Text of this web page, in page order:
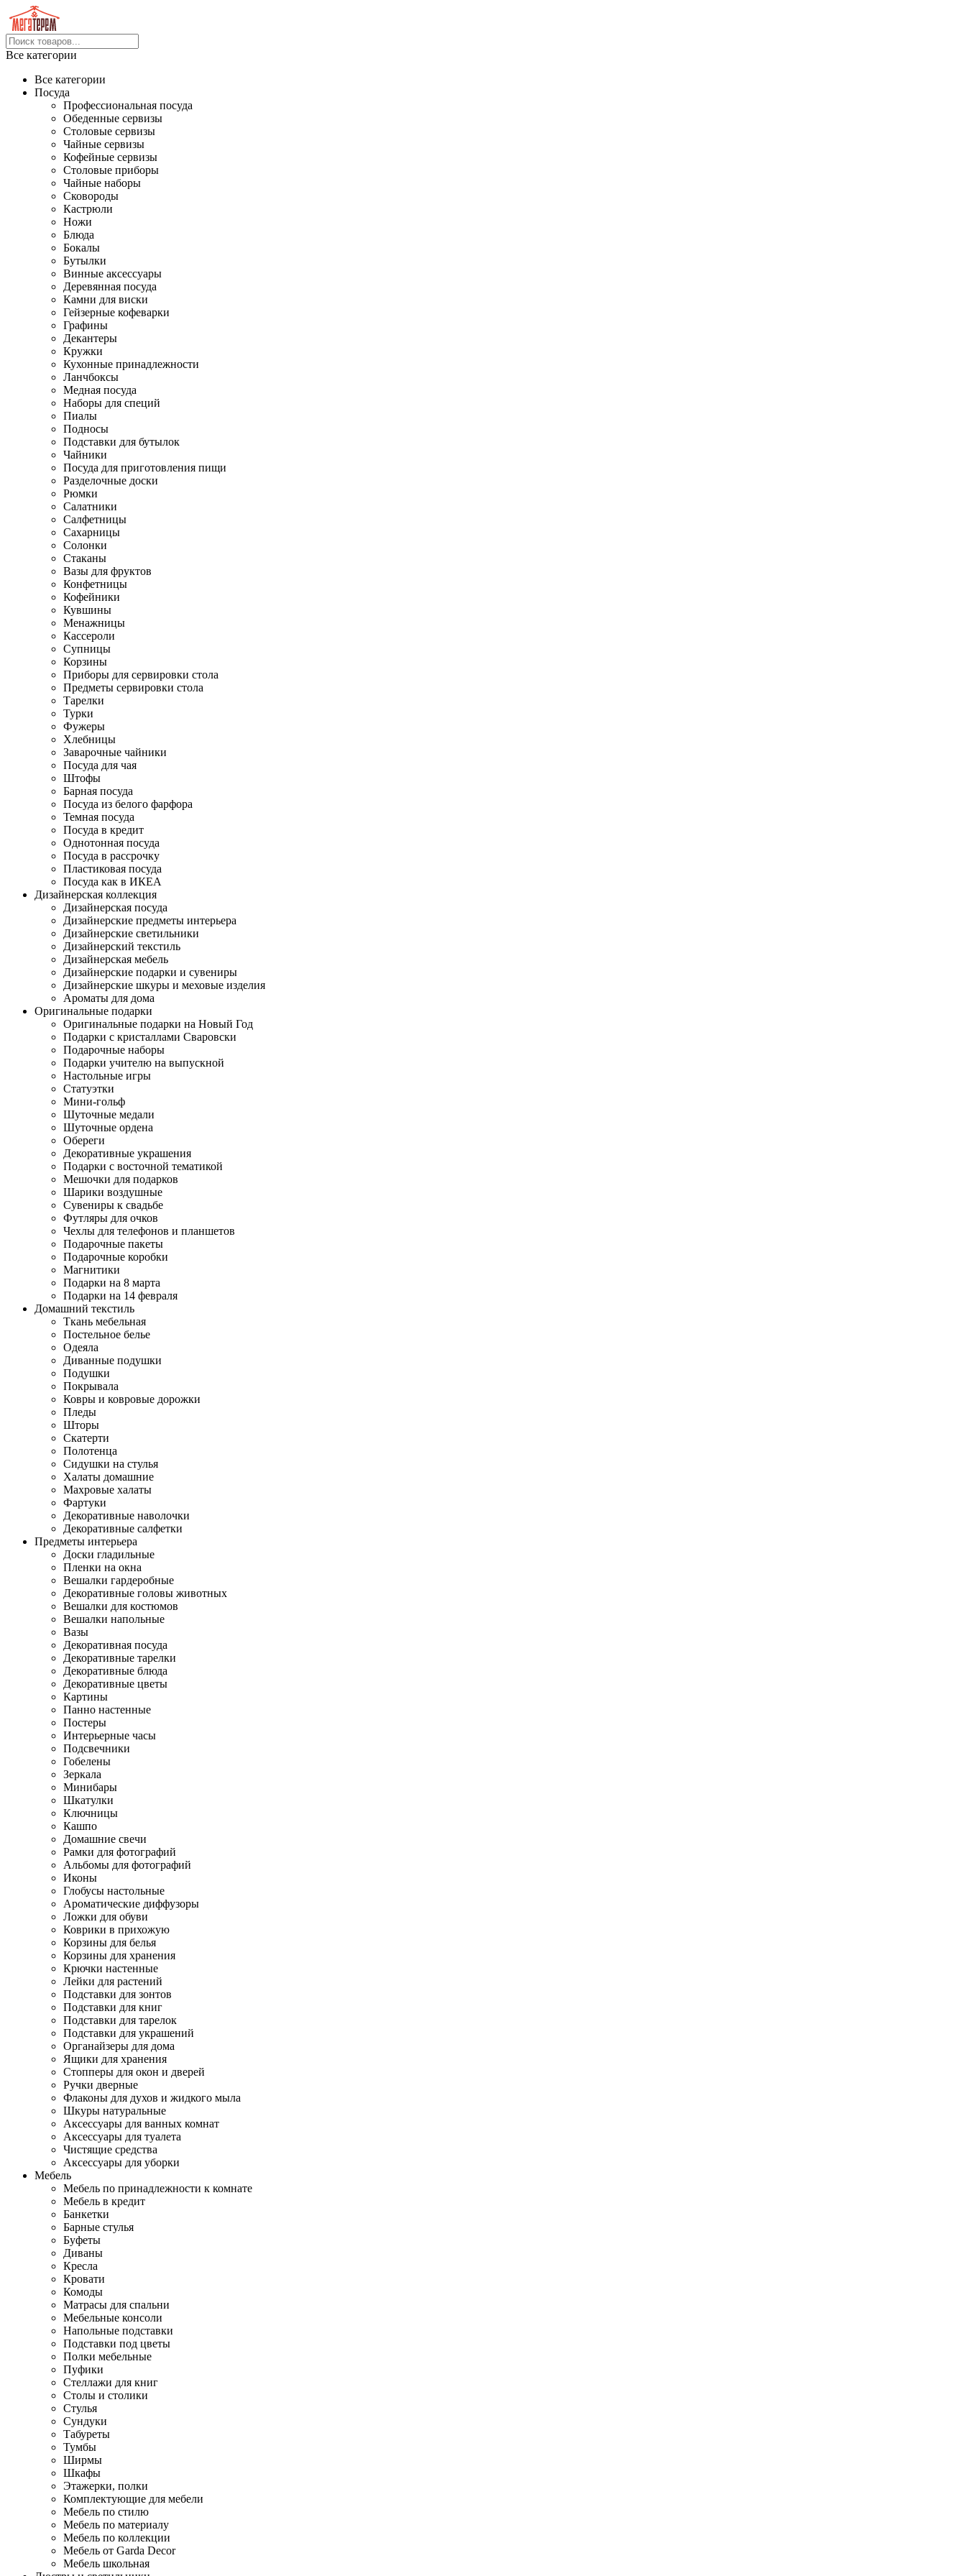
Все категории
Все категории
Посуда
Профессиональная посуда
Обеденные сервизы
Столовые сервизы
Чайные сервизы
Кофейные сервизы
Столовые приборы
Чайные наборы
Сковороды
Кастрюли
Ножи
Блюда
Бокалы
Бутылки
Винные аксессуары
Деревянная посуда
Камни для виски
Гейзерные кофеварки
Графины
Декантеры
Кружки
Кухонные принадлежности
Ланчбоксы
Медная посуда
Наборы для специй
Пиалы
Подносы
Подставки для бутылок
Чайники
Посуда для приготовления пищи
Разделочные доски
Рюмки
Салатники
Салфетницы
Сахарницы
Солонки
Стаканы
Вазы для фруктов
Конфетницы
Кофейники
Кувшины
Менажницы
Кассероли
Супницы
Корзины
Приборы для сервировки стола
Предметы сервировки стола
Тарелки
Турки
Фужеры
Хлебницы
Заварочные чайники
Посуда для чая
Штофы
Барная посуда
Посуда из белого фарфора
Темная посуда
Посуда в кредит
Однотонная посуда
Посуда в рассрочку
Пластиковая посуда
Посуда как в ИКЕА
Дизайнерская коллекция
Дизайнерская посуда
Дизайнерские предметы интерьера
Дизайнерские светильники
Дизайнерский текстиль
Дизайнерская мебель
Дизайнерские подарки и сувениры
Дизайнерские шкуры и меховые изделия
Ароматы для дома
Оригинальные подарки
Оригинальные подарки на Новый Год
Подарки с кристаллами Сваровски
Подарочные наборы
Подарки учителю на выпускной
Настольные игры
Статуэтки
Мини-гольф
Шуточные медали
Шуточные ордена
Обереги
Декоративные украшения
Подарки с восточной тематикой
Мешочки для подарков
Шарики воздушные
Сувениры к свадьбе
Футляры для очков
Чехлы для телефонов и планшетов
Подарочные пакеты
Подарочные коробки
Магнитики
Подарки на 8 марта
Подарки на 14 февраля
Домашний текстиль
Ткань мебельная
Постельное белье
Одеяла
Диванные подушки
Подушки
Покрывала
Ковры и ковровые дорожки
Пледы
Шторы
Скатерти
Полотенца
Сидушки на стулья
Халаты домашние
Махровые халаты
Фартуки
Декоративные наволочки
Декоративные салфетки
Предметы интерьера
Доски гладильные
Пленки на окна
Вешалки гардеробные
Декоративные головы животных
Вешалки для костюмов
Вешалки напольные
Вазы
Декоративная посуда
Декоративные тарелки
Декоративные блюда
Декоративные цветы
Картины
Панно настенные
Постеры
Интерьерные часы
Подсвечники
Гобелены
Зеркала
Минибары
Шкатулки
Ключницы
Кашпо
Домашние свечи
Рамки для фотографий
Альбомы для фотографий
Иконы
Глобусы настольные
Ароматические диффузоры
Ложки для обуви
Коврики в прихожую
Корзины для белья
Корзины для хранения
Крючки настенные
Лейки для растений
Подставки для зонтов
Подставки для книг
Подставки для тарелок
Подставки для украшений
Органайзеры для дома
Ящики для хранения
Стопперы для окон и дверей
Ручки дверные
Флаконы для духов и жидкого мыла
Шкуры натуральные
Аксессуары для ванных комнат
Аксессуары для туалета
Чистящие средства
Аксессуары для уборки
Мебель
Мебель по принадлежности к комнате
Мебель в кредит
Банкетки
Барные стулья
Буфеты
Диваны
Кресла
Кровати
Комоды
Матрасы для спальни
Мебельные консоли
Напольные подставки
Подставки под цветы
Полки мебельные
Пуфики
Стеллажи для книг
Столы и столики
Стулья
Сундуки
Табуреты
Тумбы
Ширмы
Шкафы
Этажерки, полки
Комплектующие для мебели
Мебель по стилю
Мебель по материалу
Мебель по коллекции
Мебель от Garda Decor
Мебель школьная